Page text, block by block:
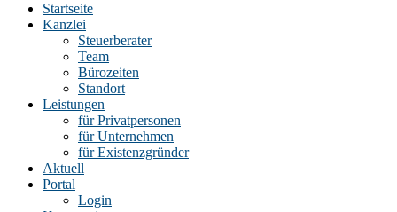
Stephan
Steuerberater
Essen
Startseite
Kanzlei
Steuerberater
Team
Bürozeiten
Standort
Leistungen
für Privatpersonen
für Unternehmen
für Existenzgründer
Aktuell
Portal
Login